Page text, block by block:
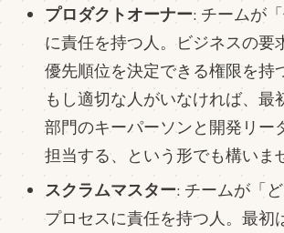
プロダクトオーナー: チームが
に責任を持つ人。ビジネスの要
優先順位を決定できる権限を持
もし適切な人がいなければ、最
部門のキーパーソンと開発リー
担当する、という形でも構いま
スクラムマスター: チームが「
プロセスに責任を持つ人。最初